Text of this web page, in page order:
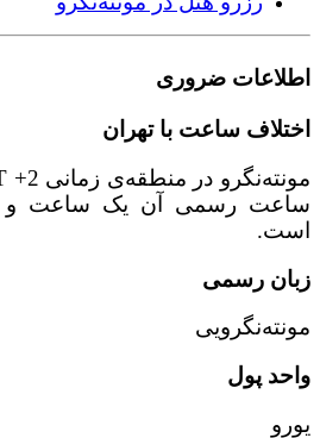
اطلاعات ضروری
اختلاف ساعت با تهران
ساعت رسمی آن یک ساعت و
است.
زبان رسمی
مونته‌نگرویی
واحد پول
یورو